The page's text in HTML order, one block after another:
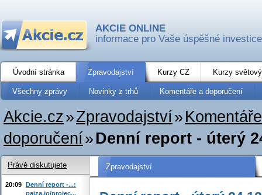
AKCIE ONLINE
informace pro Vaše úspěšné investice
Úvodní stránka Zpravodajství Kurzy CZ Kurzy
Všechny zprávy Novinky z trhů Komentáře a doporučení
Akcie.cz»Zpravodajství»
doporučení»Denní report - úterý
Zpravodajství
Právě diskutujete
20:09 Denní report -...:
paiza.io/projec...